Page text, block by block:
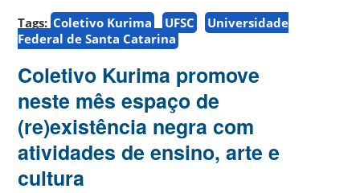
Tags: Coletivo Kurima UFSC
Universidade
Federal de Santa Catarina
Coletivo Kurima promove
neste mês espaço de
(re)existência negra com
atividades de ensino, arte e
cultura